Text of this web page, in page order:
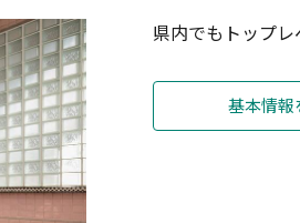
県内でもトップ
基本情報